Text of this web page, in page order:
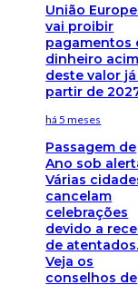
União
vai proibir
pagamentos
dinheiro
deste valor já
partir de
há 5 meses
Passagem de
Ano sob
Várias
cancelam
celebrações
devido a
de atentados.
Veja os
conselhos de